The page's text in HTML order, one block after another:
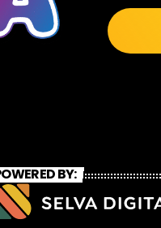
BY: